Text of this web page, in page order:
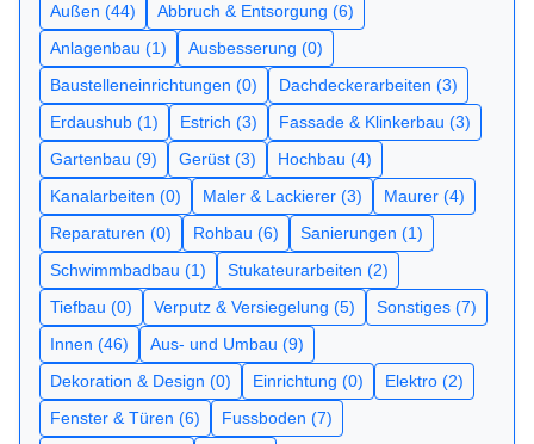
Außen (44)
Abbruch & Entsorgung (6)
Anlagenbau (1)
Ausbesserung (0)
Baustelleneinrichtungen (0)
Dachdeckerarbeiten (3)
Erdaushub (1)
Estrich (3)
Fassade & Klinkerbau (3)
Gartenbau (9)
Gerüst (3)
Hochbau (4)
Kanalarbeiten (0)
Maler & Lackierer (3)
Maurer (4)
Reparaturen (0)
Rohbau (6)
Sanierungen (1)
Schwimmbadbau (1)
Stukateurarbeiten (2)
Tiefbau (0)
Verputz & Versiegelung (5)
Sonstiges (7)
Innen (46)
Aus- und Umbau (9)
Dekoration & Design (0)
Einrichtung (0)
Elektro (2)
Fenster & Türen (6)
Fussboden (7)